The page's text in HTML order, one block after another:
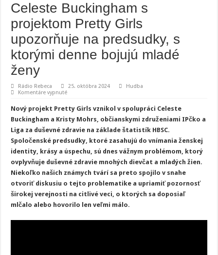
Celeste Buckingham s
projektom Pretty Girls
upozorňuje na predsudky, s
ktorými denne bojujú mladé
ženy
Rádio Rebeca 25. októbra 2024
Hudba
Komentáre vypnuténa
Buckingham
s
projektom
Pretty
Girls
na
predsudky,
s
ktorými
bojujú
mladé
ženy
Nový projekt Pretty Girls vznikol v spolupráci Celeste
Buckingham a Kristy Mohrs, občianskymi združeniami IPčko a
Liga za duševné zdravie na základe štatistík HBSC.
Spoločenské predsudky, ktoré zasahujú do vnímania ženskej
identity, krásy a úspechu, sú dnes vážnym problémom, ktorý
ovplyvňuje duševné zdravie mnohých dievčat a mladých žien.
Niekoľko našich známych tvárí sa preto spojilo v snahe
otvoriť diskusiu o tejto problematike a upriamiť pozornosť
širokej verejnosti na citlivé veci, o ktorých sa doposiaľ
mlčalo alebo hovorilo len veľmi málo.